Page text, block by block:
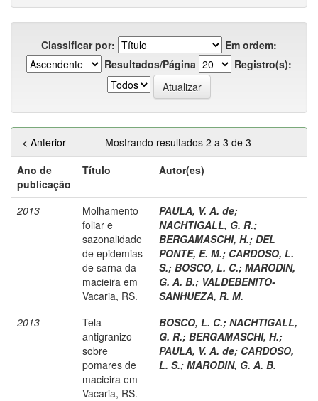
Classificar por:
Em ordem:
Resultados/Página
Registro(s):
Mostrando resultados 2 a 3 de 3
< Anterior
Ano de
publicação
Título Autor(es)
2013
Molhamento
foliar e
sazonalidade
de epidemias
de sarna da
macieira em
Vacaria, RS.
PAULA, V. A. de;
NACHTIGALL, G. R.;
BERGAMASCHI, H.; DEL
PONTE, E. M.; CARDOSO, L.
S.; BOSCO, L. C.; MARODIN,
G. A. B.; VALDEBENITO-
SANHUEZA, R. M.
2013
Tela
antigranizo
sobre
pomares de
macieira em
Vacaria, RS.
BOSCO, L. C.; NACHTIGALL,
G. R.; BERGAMASCHI, H.;
PAULA, V. A. de; CARDOSO,
L. S.; MARODIN, G. A. B.